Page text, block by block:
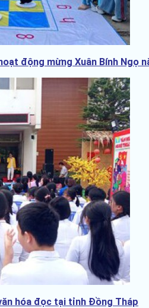
động mừng Xuân Bính Ngọ
hóa đọc tại tỉnh Đồng Tháp